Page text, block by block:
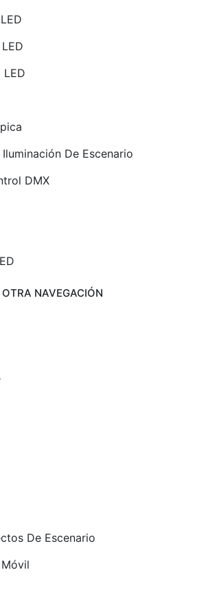
LED
De Escenario
DMX
OTRA NAVEGACIÓN
De Escenario